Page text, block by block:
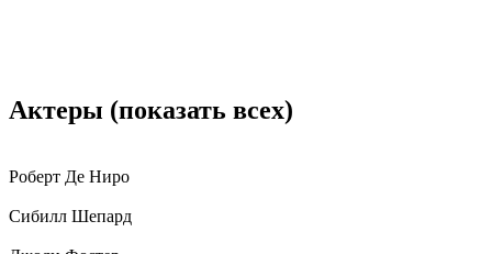
Актеры (показать всех)
Роберт Де Ниро
Сибилл Шепард